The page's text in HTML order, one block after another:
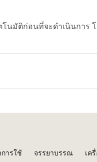
นมัติก่อนที่จะดำเนินการ
ารใช้ จรรยาบรรณ เค